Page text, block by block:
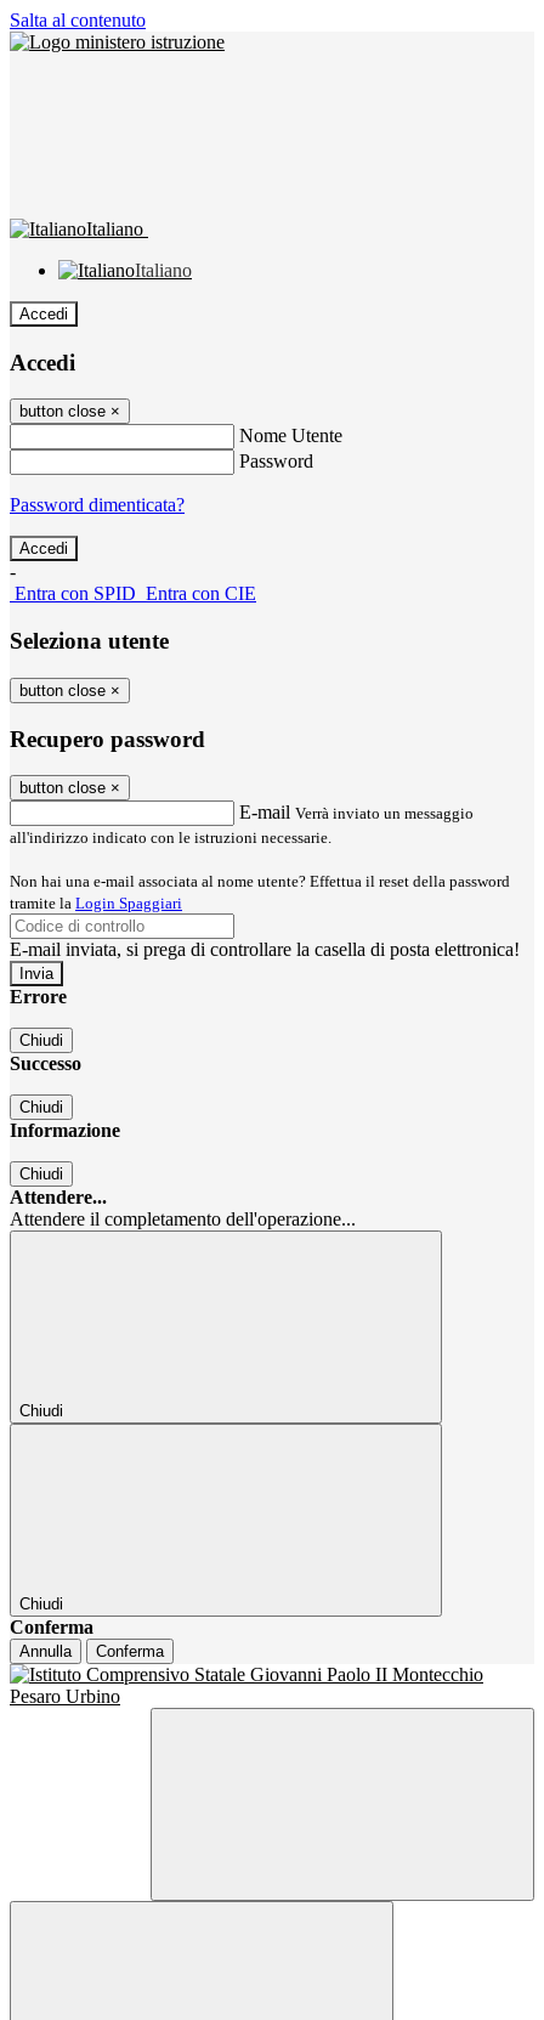
Salta al contenuto
Italiano
Italiano
Accedi
Accedi
button close ×
Nome Utente
Password
Password dimenticata?
-
Entra con SPID Entra con CIE
Seleziona utente
button close ×
Recupero password
button close ×
E-mail Verrà inviato un messaggio
all'indirizzo indicato con le istruzioni necessarie.
Non hai una e-mail associata al nome utente? Effettua il reset della password
tramite la Login Spaggiari
E-mail inviata, si prega di controllare la casella di posta elettronica!
Errore
Chiudi
Successo
Chiudi
Informazione
Chiudi
Attendere...
Attendere il completamento dell'operazione...
Chiudi
Chiudi
Conferma
Annulla Conferma